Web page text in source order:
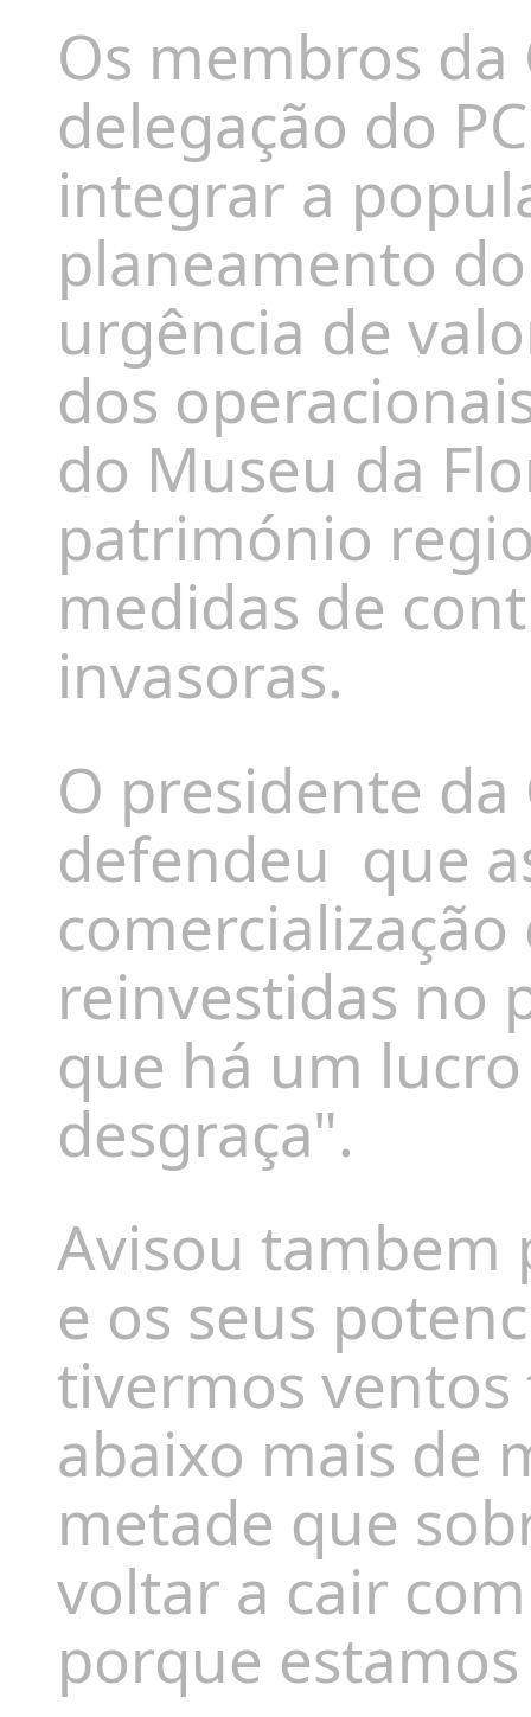
Os membros
delegação do
integrar a
planeamento
urgência de
dos
do Museu da
património
medidas de
invasoras.
O presidente
defendeu que
reinvestidas no
que há um
desgraça".
Avisou
e os seus
tivermos
abaixo mais de
metade que
voltar a cair
porque